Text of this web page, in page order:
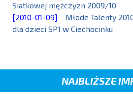
Siatkowej mężczyzn 2009/10
[2010-01-09]
Młode Talenty
dla dzieci SP1 w Ciechocinku
NAJBLIŻSZE